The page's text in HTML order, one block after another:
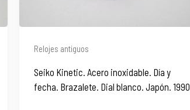
Relojes antiguos
Seiko Kinetic. Acero inoxidable. Día y
fecha. Brazalete. Dial blanco. Japón. 1990